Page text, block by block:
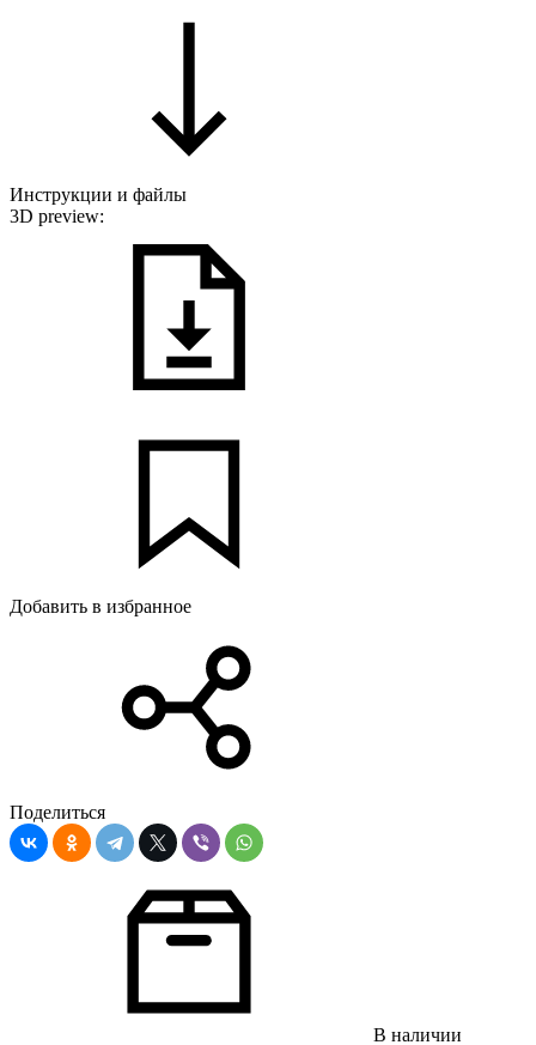
Инструкции и файлы
3D preview:
Добавить в избранное
Поделиться
В наличии